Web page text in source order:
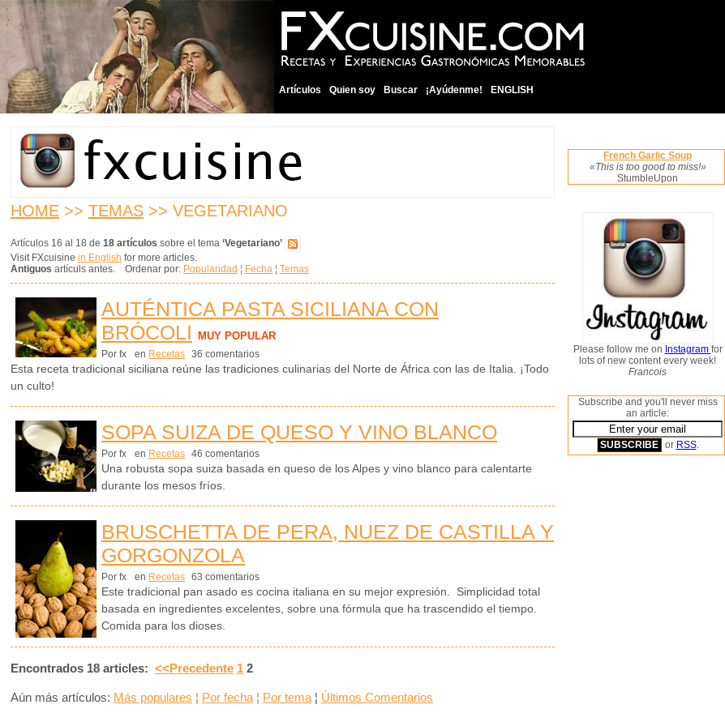
Artículos Quien soy Buscar ¡Ayúdenme! ENGLISH
HOME >> TEMAS >> VEGETARIANO
Artículos 16 al 18 de 18 artículos sobre el tema ‘Vegetariano’
Visit FXcuisine in English for more articles.
Antiguos artículs antes. Ordenar por: Popularidad ¦ Fecha ¦ Temas
AUTÉNTICA PASTA SICILIANA CON
BRÓCOLI
MUY POPULAR
Por fx en Recetas 36 comentarios
Esta receta tradicional siciliana reúne las tradiciones culinarias del Norte de África con las de Italia. ¡Todo
un culto!
SOPA SUIZA DE QUESO Y VINO BLANCO
Por fx en Recetas 46 comentarios
Una robusta sopa suiza basada en queso de los Alpes y vino blanco para calentarte
durante los mesos fríos.
BRUSCHETTA DE PERA, NUEZ DE CASTILLA Y
GORGONZOLA
Por fx en Recetas 63 comentarios
Este tradicional pan asado es cocina italiana en su mejor expresión. Simplicidad total
basada en ingredientes excelentes, sobre una fórmula que ha trascendido el tiempo.
Comida para los dioses.
Encontrados 18 articles: <<Precedente 1 2
Aún más artículos: Más populares ¦ Por fecha ¦ Por tema ¦ Últimos Comentarios
French Garlic Soup
«This is too good to miss!»
StumbleUpon
Please follow me on Instagram for
lots of new content every week!
Francois
Subscribe and you'll never miss
an article:
or RSS.